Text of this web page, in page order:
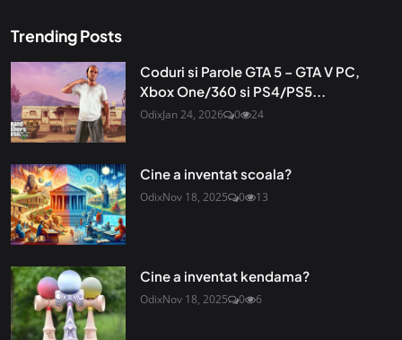
Trending Posts
Coduri si Parole GTA 5 – GTA V PC,
Xbox One/360 si PS4/PS5...
OdixJan 24, 2026 0 24
Cine a inventat scoala?
OdixNov 18, 2025 0 13
Cine a inventat kendama?
OdixNov 18, 2025 0 6